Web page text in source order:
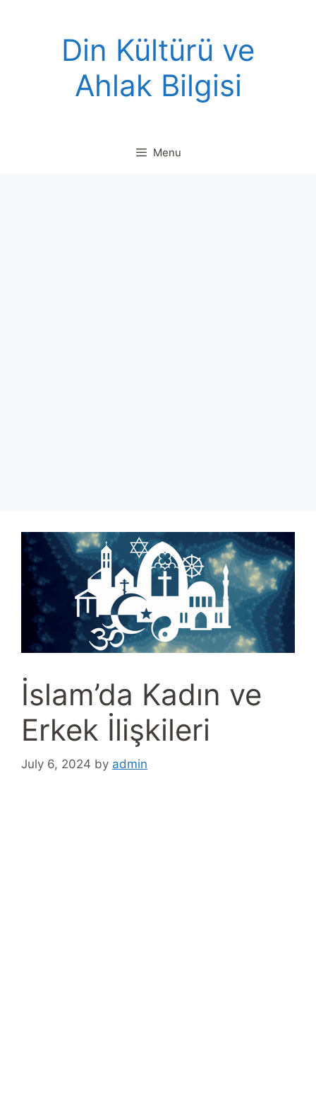
Din Kültürü ve
Ahlak Bilgisi
Menu
İslam’da Kadın ve
Erkek İlişkileri
July 6, 2024 by admin